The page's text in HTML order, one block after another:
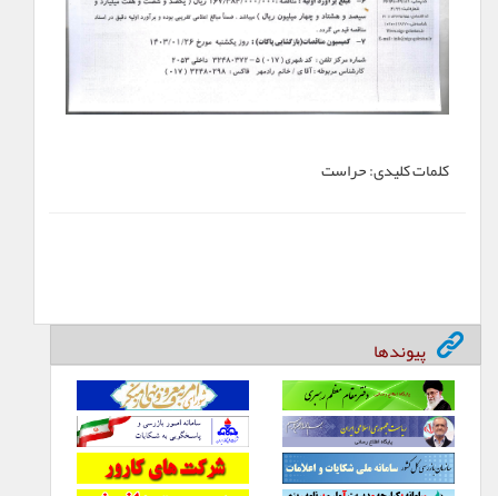
کلمات کلیدی:حراست
پیوندها